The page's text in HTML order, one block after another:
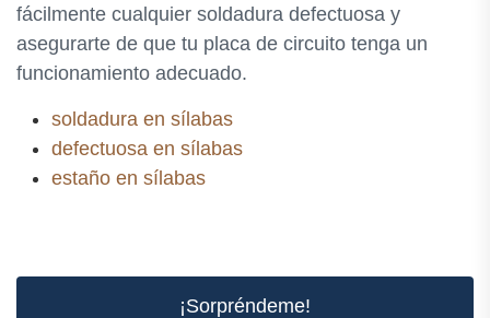
fácilmente cualquier soldadura defectuosa y
asegurarte de que tu placa de circuito tenga un
funcionamiento adecuado.
soldadura en sílabas
defectuosa en sílabas
estaño en sílabas
¡Sorpréndeme!